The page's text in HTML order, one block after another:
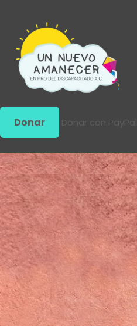
Donar Donar con PayPal